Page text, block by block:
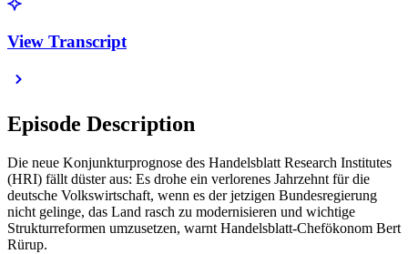
View Transcript
Episode Description
Die neue Konjunkturprognose des Handelsblatt Research Institutes
(HRI) fällt düster aus: Es drohe ein verlorenes Jahrzehnt für die
deutsche Volkswirtschaft, wenn es der jetzigen Bundesregierung
nicht gelinge, das Land rasch zu modernisieren und wichtige
Strukturreformen umzusetzen, warnt Handelsblatt-Chefökonom Bert
Rürup.